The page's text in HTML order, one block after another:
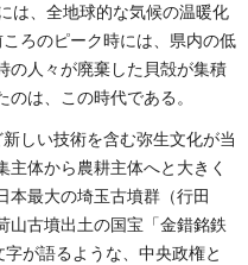
は、全地球的な気候の温暖化
ろのピーク時には、県内の低
の人々が廃棄した貝殻が集積
は、この時代である。
しい技術を含む弥生文化が当
体から農耕主体へと大きく
本最大の埼玉古墳群（行田
山古墳出土の国宝「金錯銘鉄
が語るような、中央政権と